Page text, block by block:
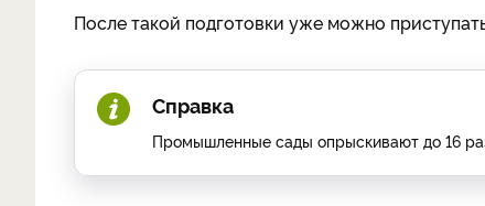
После такой подготовки уже можно
Справка
Промышленные сады опрыскивают до 16